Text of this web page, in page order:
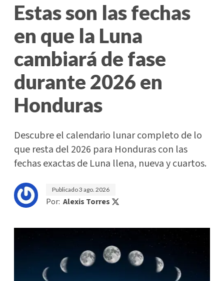
Estas son las fechas
en que la Luna
cambiará de fase
durante 2026 en
Honduras
Descubre el calendario lunar completo de lo
que resta del 2026 para Honduras con las
fechas exactas de Luna llena, nueva y cuartos.
Publicado3 ago. 2026
Por: Alexis Torres